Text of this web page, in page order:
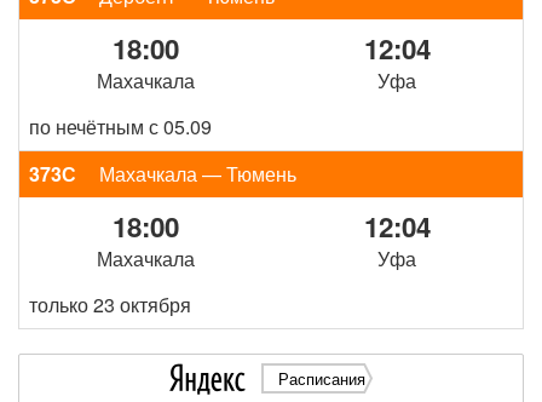
18:00
Махачкала
12:04
Уфа
по нечётным с 05.09
373С
Махачкала — Тюмень
18:00
Махачкала
12:04
Уфа
только 23 октября
Расписания